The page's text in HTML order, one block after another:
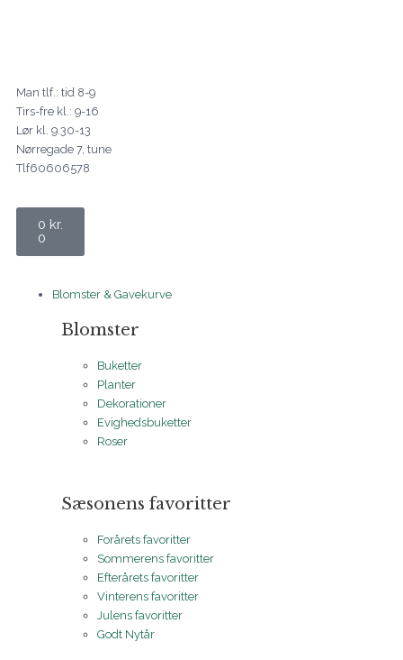
Man tlf.: tid 8-9
Tirs-fre kl.: 9-16
Lør kl. 9.30-13
Nørregade 7, tune
Tlf60606578
0 kr.
0
Kurv
Blomster & Gavekurve
Blomster
Buketter
Planter
Dekorationer
Evighedsbuketter
Roser
Sæsonens favoritter
Forårets favoritter
Sommerens favoritter
Efterårets favoritter
Vinterens favoritter
Julens favoritter
Godt Nytår